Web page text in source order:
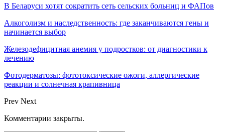
В Беларуси хотят сократить сеть сельских больниц и ФАПов
Алкоголизм и наследственность: где заканчиваются гены и
начинается выбор
Железодефицитная анемия у подростков: от диагностики к
лечению
Фотодерматозы: фототоксические ожоги, аллергические
реакции и солнечная крапивница
Prev Next
Комментарии закрыты.